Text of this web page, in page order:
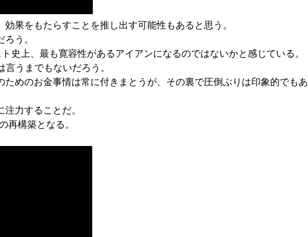
果をもたらすことを推し出す可能性もあると思う。
う。
上、最も寛容性があるアイアンになるのではないかと感じている。
うまでもないだろう。
めのお金事情は常に付きまとうが、その裏で圧倒ぶりは印象的でもあ
力することだ。
再構築となる。